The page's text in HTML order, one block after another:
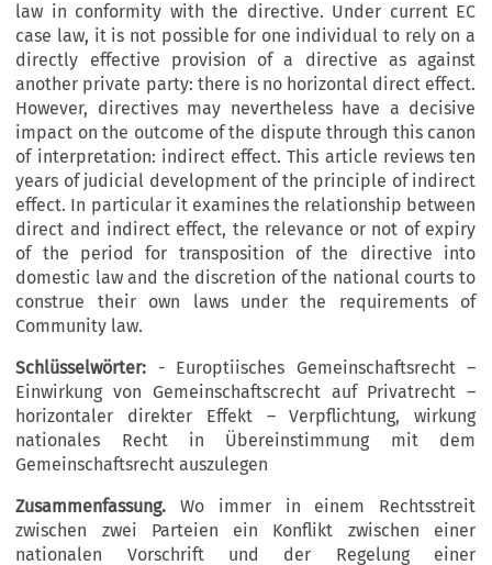
law in conformity with the directive. Under current EC
case law, it is not possible for one individual to rely on a
directly effective provision of a directive as against
another private party: there is no horizontal direct effect.
However, directives may nevertheless have a decisive
impact on the outcome of the dispute through this canon
of interpretation: indirect effect. This article reviews ten
years of judicial development of the principle of indirect
effect. In particular it examines the relationship between
direct and indirect effect, the relevance or not of expiry
of the period for transposition of the directive into
domestic law and the discretion of the national courts to
construe their own laws under the requirements of
Community law.
Schlüsselwörter: - Europtiisches Gemeinschaftsrecht –
Einwirkung von Gemeinschaftscrecht auf Privatrecht –
horizontaler direkter Effekt – Verpflichtung, wirkung
nationales Recht in Übereinstimmung mit dem
Gemeinschaftsrecht auszulegen
Zusammenfassung. Wo immer in einem Rechtsstreit
zwischen zwei Parteien ein Konflikt zwischen einer
nationalen Vorschrift und der Regelung einer